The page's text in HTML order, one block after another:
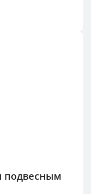
подвесным